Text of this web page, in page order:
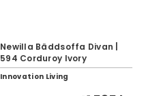
Newilla Bäddsoffa Divan |
594 Corduroy Ivory
Innovation Living